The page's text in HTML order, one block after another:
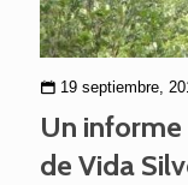
19 septiembre,
Un
de Vida